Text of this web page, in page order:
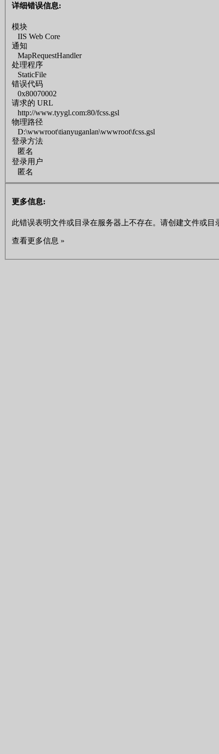
详细错误信息:
模块
IIS Web Core
通知
MapRequestHandler
处理程序
StaticFile
错误代码
0x80070002
请求的 URL
http://www.tyygl.com:80/fcss.gsl
物理路径
D:\wwwroot\tianyuganlan\wwwroot\fcss.gsl
登录方法
匿名
登录用户
匿名
更多信息:
此错误表明文件或目录在服务器上不存在。请创建文件或目
查看更多信息 »